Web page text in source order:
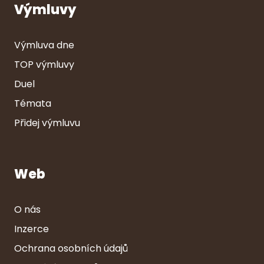
Výmluvy
Výmluva dne
TOP výmluvy
Duel
Témata
Přidej výmluvu
Web
O nás
Inzerce
Ochrana osobních údajů